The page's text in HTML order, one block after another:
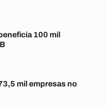
100 mil
mil empresas no